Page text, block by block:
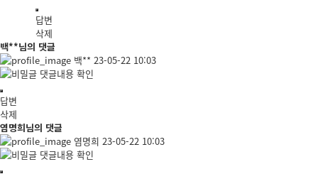
답변
삭제
백**님의 댓글
백** 23-05-22 10:03
댓글내용 확인
답변
삭제
염명희님의 댓글
염명희 23-05-22 10:03
댓글내용 확인